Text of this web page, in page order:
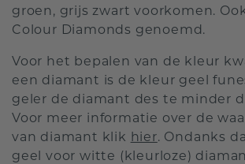
groen, grijs zwart voorkomen.
Colour Diamonds genoemd.
Voor het bepalen van de kleur
een diamant is de kleur geel
geler de diamant des te minder
Voor meer informatie over de
van diamant klik hier. Ondanks
geel voor witte (kleurloze)